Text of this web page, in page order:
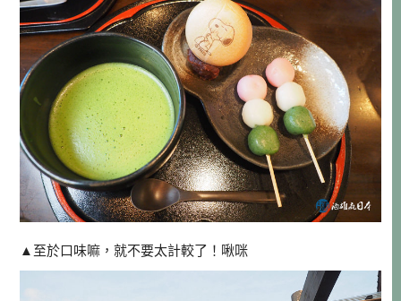
▲至於口味嘛，就不要太計較了！啾咪